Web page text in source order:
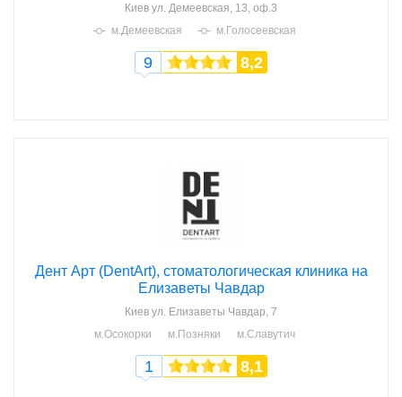
Киев ул. Демеевская, 13, оф.3
м.Демеевская
м.Голосеевская
9 8,2
Дент Арт (DentArt), стоматологическая клиника на
Елизаветы Чавдар
Киев ул. Елизаветы Чавдар, 7
м.Осокорки
м.Позняки м.Славутич
1 8,1